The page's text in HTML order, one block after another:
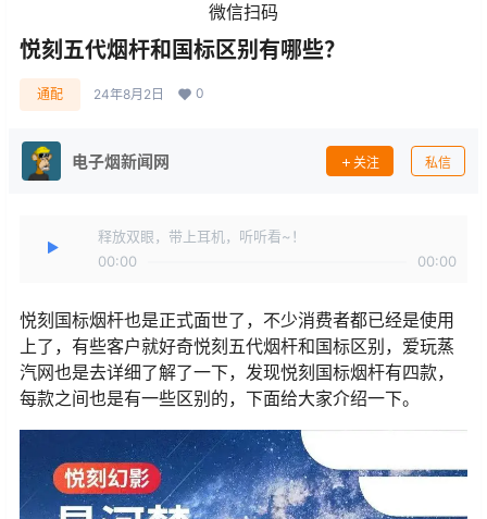
微信扫码
悦刻五代烟杆和国标区别有哪些？
通配 24年8月2日 0
电子烟新闻网 关注 私信
释放双眼，带上耳机，听听看~！
00:00
00:00
悦刻国标烟杆也是正式面世了，不少消费者都已经是使用
上了，有些客户就好奇悦刻五代烟杆和国标区别，爱玩蒸
汽网也是去详细了解了一下，发现悦刻国标烟杆有四款，
每款之间也是有一些区别的，下面给大家介绍一下。